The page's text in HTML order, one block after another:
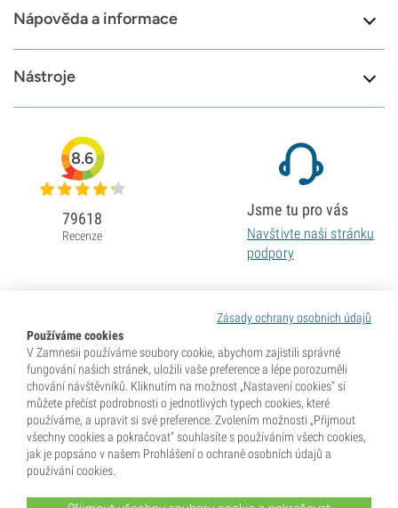
Nápověda a informace
Nástroje
Zásady ochrany osobních údajů
Používáme cookies
V Zamnesii používáme soubory cookie, abychom zajistili správné
fungování našich stránek, uložili vaše preference a lépe porozuměli
chování návštěvníků. Kliknutím na možnost „Nastavení cookies“ si
můžete přečíst podrobnosti o jednotlivých typech cookies, které
používáme, a upravit si své preference. Zvolením možnosti „Přijmout
všechny cookies a pokračovat“ souhlasíte s používáním všech cookies,
jak je popsáno v našem Prohlášení o ochraně osobních údajů a
používání cookies.
8.6
79618
Recenze
Jsme tu pro vás
Navštivte naši stránku
podpory